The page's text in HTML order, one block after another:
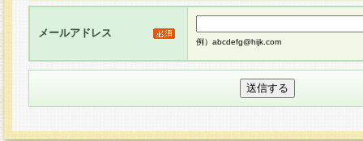
メールアドレス
例）abcdefg@hijk.com